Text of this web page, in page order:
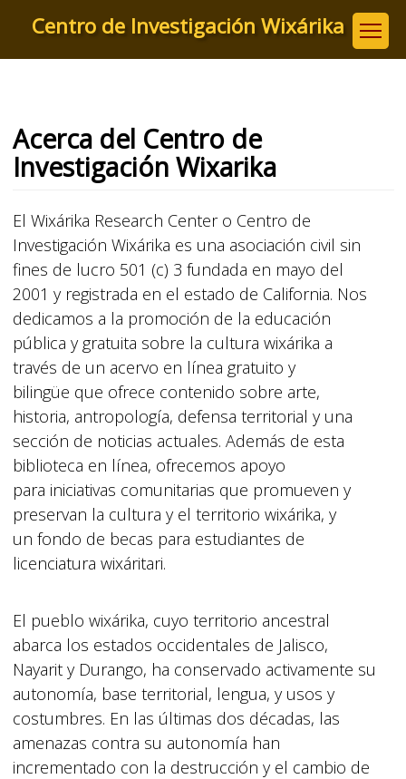
principal
Centro de Investigación Wixárika
Acerca del Centro de
Investigación Wixarika
El Wixárika Research Center o Centro de
Investigación Wixárika es una asociación civil sin
fines de lucro 501 (c) 3 fundada en mayo del
2001 y registrada en el estado de California. Nos
dedicamos a la promoción de la educación
pública y gratuita sobre la cultura wixárika a
través de un acervo en línea gratuito y
bilingüe que ofrece contenido sobre arte,
historia, antropología, defensa territorial y una
sección de noticias actuales. Además de esta
biblioteca en línea, ofrecemos apoyo
para iniciativas comunitarias que promueven y
preservan la cultura y el territorio wixárika, y
un fondo de becas para estudiantes de
licenciatura wixáritari.
El pueblo wixárika, cuyo territorio ancestral
abarca los estados occidentales de Jalisco,
Nayarit y Durango, ha conservado activamente su
autonomía, base territorial, lengua, y usos y
costumbres. En las últimas dos décadas, las
amenazas contra su autonomía han
incrementado con la destrucción y el cambio de